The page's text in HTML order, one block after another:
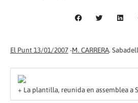
El Punt 13/01/2007-M. CARRERA. Sabadell
+ La plantilla, reunida en assemblea a